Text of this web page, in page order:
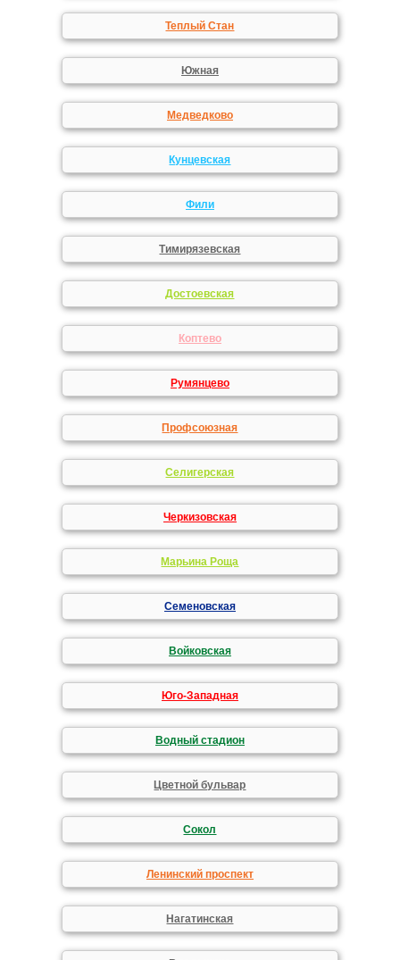
Теплый Стан
Южная
Медведково
Кунцевская
Фили
Тимирязевская
Достоевская
Коптево
Румянцево
Профсоюзная
Селигерская
Черкизовская
Марьина Роща
Семеновская
Войковская
Юго-Западная
Водный стадион
Цветной бульвар
Сокол
Ленинский проспект
Нагатинская